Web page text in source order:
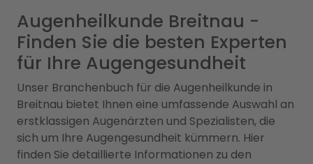
Augenheilkunde Breitnau -
Finden Sie die besten Experten
für Ihre Augengesundheit
Unser Branchenbuch für die Augenheilkunde in
Breitnau bietet Ihnen eine umfassende Auswahl an
erstklassigen Augenärzten und Spezialisten, die
sich um Ihre Augengesundheit kümmern. Hier
finden Sie detaillierte Informationen zu den